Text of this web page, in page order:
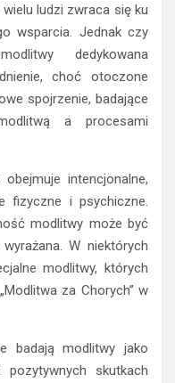
ludzi zwraca się ku
wsparcia. Jednak czy
dedykowana
choć otoczone
spojrzenie, badające
a procesami
intencjonalne,
fizyczne i psychiczne.
modlitwy może być
W niektórych
modlitwy, których
za Chorych” w
badają modlitwy jako
skutkach